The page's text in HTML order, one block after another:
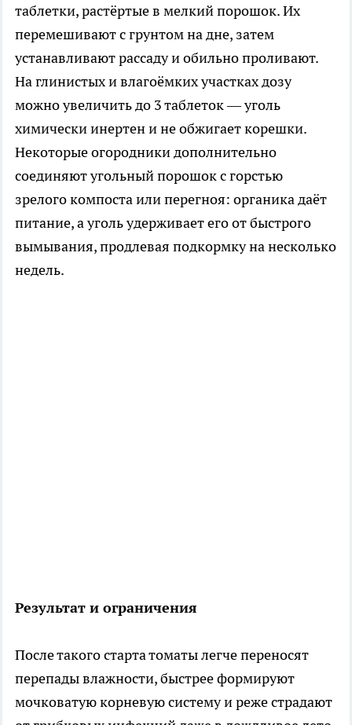
таблетки, растёртые в мелкий порошок. Их
перемешивают с грунтом на дне, затем
устанавливают рассаду и обильно проливают.
На глинистых и влагоёмких участках дозу
можно увеличить до 3 таблеток — уголь
химически инертен и не обжигает корешки.
Некоторые огородники дополнительно
соединяют угольный порошок с горстью
зрелого компоста или перегноя: органика даёт
питание, а уголь удерживает его от быстрого
вымывания, продлевая подкормку на несколько
недель.
Результат и ограничения
После такого старта томаты легче переносят
перепады влажности, быстрее формируют
мочковатую корневую систему и реже страдают